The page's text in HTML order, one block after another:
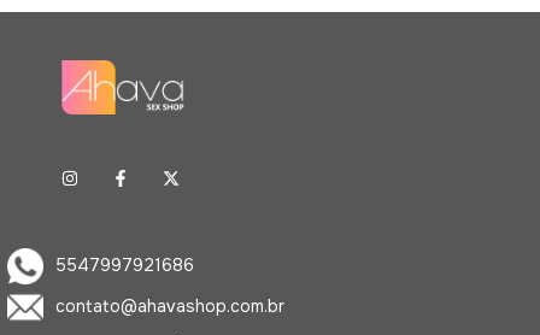
5547997921686
contato@ahavashop.com.br